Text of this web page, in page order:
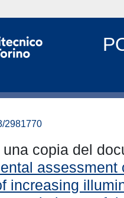
2981770
copia del
assessment
increasing